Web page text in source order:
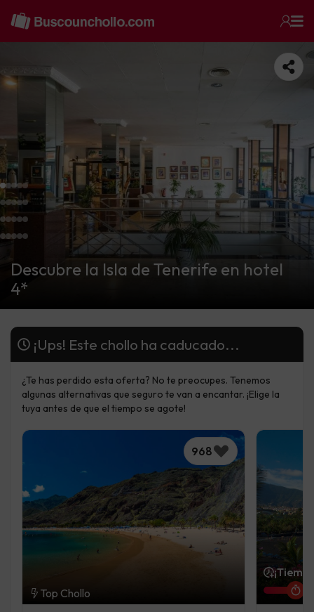
Descubre la Isla de Tenerife en hotel
4*
¡Ups! Este chollo ha caducado...
¿Te has perdido esta oferta? No te preocupes. Tenemos
algunas alternativas que seguro te van a encantar. ¡Elige la
tuya antes de que el tiempo se agote!
968
Top Chollo